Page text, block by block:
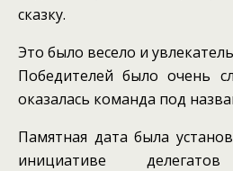
сказку.
Это было весело и
Победителей было очень
оказалась команда под
Памятная дата была
инициативе